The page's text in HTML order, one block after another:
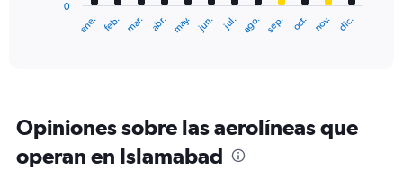
categories.
chart
ene. feb. mar. abr. may. jun. jul. ago. sep. oct. nov. dic.
0
Opiniones sobre las aerolíneas que
operan en Islamabad